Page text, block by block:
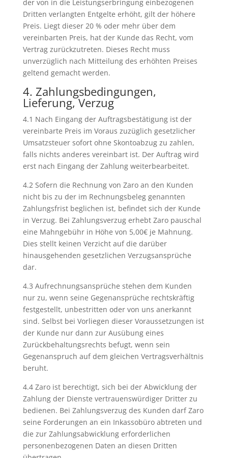
der von in die Leistungserbringung einbezogenen
Dritten verlangten Entgelte erhöht, gilt der höhere
Preis. Liegt dieser 20 % oder mehr über dem
vereinbarten Preis, hat der Kunde das Recht, vom
Vertrag zurückzutreten. Dieses Recht muss
unverzüglich nach Mitteilung des erhöhten Preises
geltend gemacht werden.
4. Zahlungsbedingungen,
Lieferung, Verzug
4.1 Nach Eingang der Auftragsbestätigung ist der
vereinbarte Preis im Voraus zuzüglich gesetzlicher
Umsatzsteuer sofort ohne Skontoabzug zu zahlen,
falls nichts anderes vereinbart ist. Der Auftrag wird
erst nach Eingang der Zahlung weiterbearbeitet.
4.2 Sofern die Rechnung von Zaro an den Kunden
nicht bis zu der im Rechnungsbeleg genannten
Zahlungsfrist beglichen ist, befindet sich der Kunde
in Verzug. Bei Zahlungsverzug erhebt Zaro pauschal
eine Mahngebühr in Höhe von 5,00€ je Mahnung.
Dies stellt keinen Verzicht auf die darüber
hinausgehenden gesetzlichen Verzugsansprüche
dar.
4.3 Aufrechnungsansprüche stehen dem Kunden
nur zu, wenn seine Gegenansprüche rechtskräftig
festgestellt, unbestritten oder von uns anerkannt
sind. Selbst bei Vorliegen dieser Voraussetzungen ist
der Kunde nur dann zur Ausübung eines
Zurückbehaltungsrechts befugt, wenn sein
Gegenanspruch auf dem gleichen Vertragsverhältnis
beruht.
4.4 Zaro ist berechtigt, sich bei der Abwicklung der
Zahlung der Dienste vertrauenswürdiger Dritter zu
bedienen. Bei Zahlungsverzug des Kunden darf Zaro
seine Forderungen an ein Inkassobüro abtreten und
die zur Zahlungsabwicklung erforderlichen
personenbezogenen Daten an diesen Dritten